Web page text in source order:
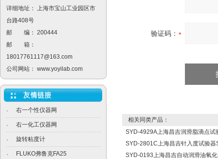
详细地址： 上海市宝山工业园区市
台路408号
邮 编： 200444
邮 箱：
18017761117@163.com
公司网站： www.yoyilab.com
· 右一个性仪器网
· 右一化工仪器网
· 旋转粘度计
· FLUKO弗鲁克FA25
验证码：
相关同类产品：
SYD-4929A上海昌吉润滑脂滴点
SYD-2801C上海昌吉针入度试验
SYD-0193上海昌吉自动润滑油氧